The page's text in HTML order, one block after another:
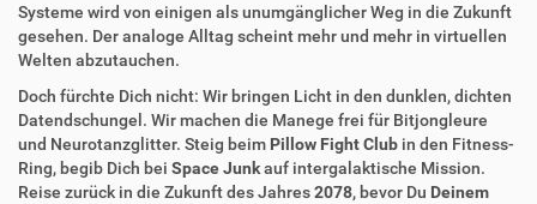
Systeme wird von einigen als unumgänglicher Weg in die Zukunft
gesehen. Der analoge Alltag scheint mehr und mehr in virtuellen
Welten abzutauchen.
Doch fürchte Dich nicht: Wir bringen Licht in den dunklen, dichten
Datendschungel. Wir machen die Manege frei für Bitjongleure
und Neurotanzglitter. Steig beim Pillow Fight Club in den Fitness-
Ring, begib Dich bei Space Junkauf intergalaktische Mission.
Reise zurück in die Zukunft des Jahres2078, bevor Du Deinem